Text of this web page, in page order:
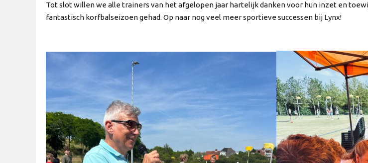
Tot slot willen we alle trainers van het afgelopen jaar hartelijk danken voor hun inzet en
fantastisch korfbalseizoen gehad. Op naar nog veel meer sportieve successen bij Lynx!